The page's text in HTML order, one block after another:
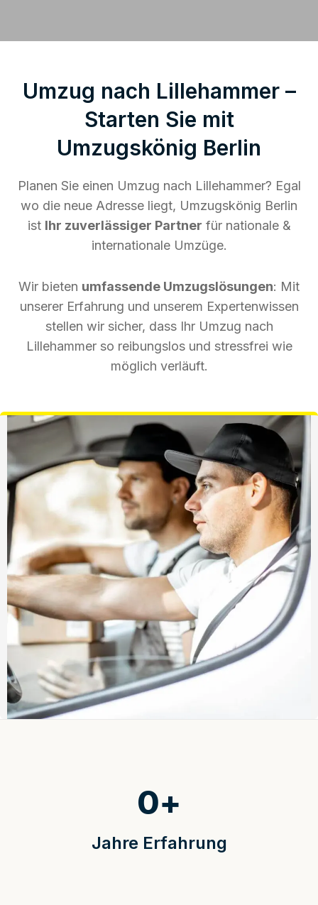
Umzug nach Lillehammer –
Starten Sie mit
Umzugskönig Berlin
Planen Sie einen Umzug nach Lillehammer? Egal
wo die neue Adresse liegt, Umzugskönig Berlin
ist Ihr zuverlässiger Partner für nationale &
internationale Umzüge.
Wir bieten umfassende Umzugslösungen: Mit
unserer Erfahrung und unserem Expertenwissen
stellen wir sicher, dass Ihr Umzug nach
Lillehammer so reibungslos und stressfrei wie
möglich verläuft.
Jahre Erfahrung
0+